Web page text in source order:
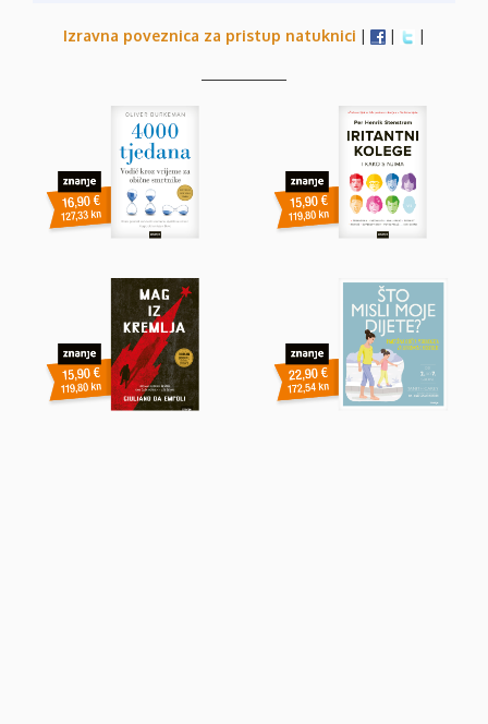
Izravna poveznica za pristup natuknici | | |